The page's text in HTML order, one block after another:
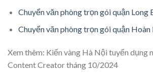
Chuyển văn phòng trọn gói quận Long
Chuyển văn phòng trọn gói quận Hoàn
Xem thêm: Kiến vàng Hà Nội tuyển dụng
Content Creator tháng 10/2024